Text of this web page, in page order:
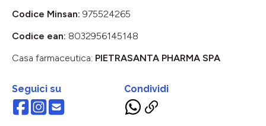
Codice Minsan: 975524265
Codice ean: 8032956145148
Casa farmaceutica: PIETRASANTA PHARMA SPA
Seguici su Condividi